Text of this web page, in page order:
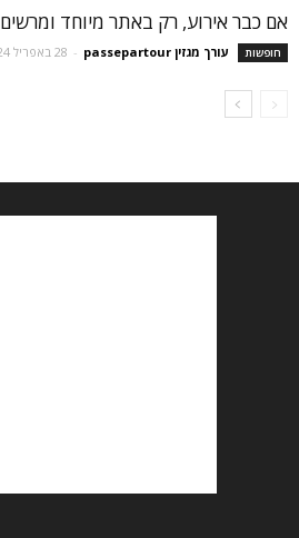
אם כבר אירוע, רק באתר מיוחד ומרשים
חופשות עורך מגזין passepartour - 28 באפריל 2024